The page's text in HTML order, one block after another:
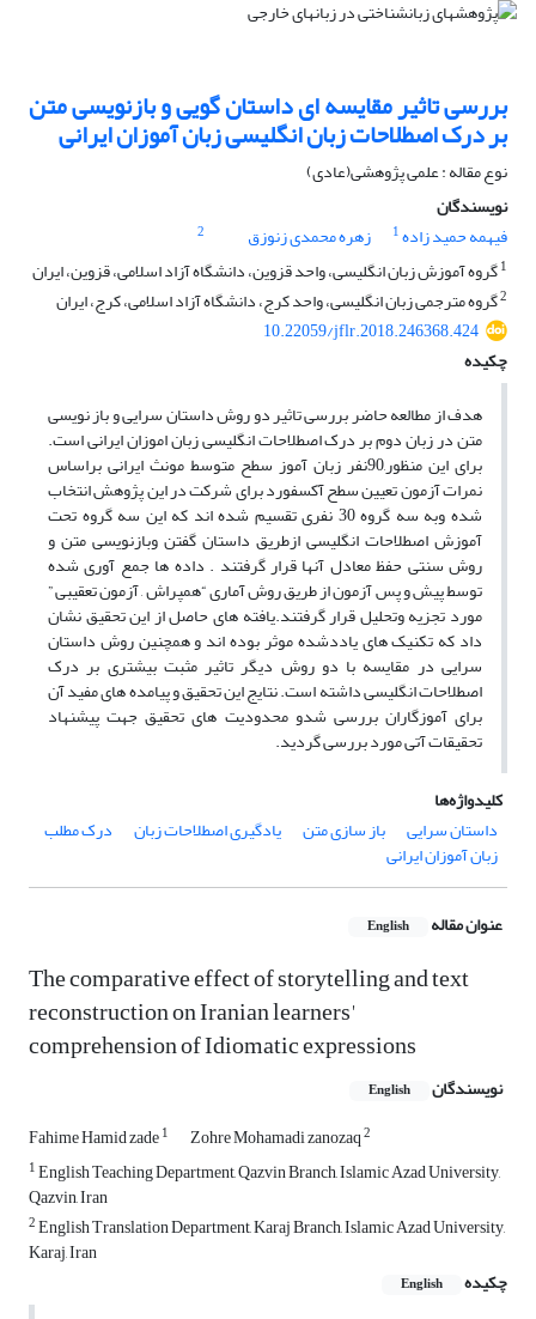
بررسی تاثیر مقایسه ای داستان گویی و بازنویسی متن
بر درک اصطلاحات زبان انگلیسی زبان آموزان ایرانی
نوع مقاله : علمی پژوهشی(عادی)
نویسندگان
فیهمه حمید زاده1 زهره محمدی زنوزق
2
1گروه آموزش زبان انگلیسی، واحد قزوین، دانشگاه آزاد اسلامی، قزوین، ایران
2گروه مترجمی زبان انگلیسی، واحد کرج، دانشگاه آزاد اسلامی، کرج، ایران
10.22059/jflr.2018.246368.424
چکیده
هدف از مطالعه حاضر بررسی تاثیر دو روش داستان سرایی و باز نویسی
متن در زبان دوم بر درک اصطلاحات انگلیسی زبان اموزان ایرانی است.
برای این منظور,90نفر زبان آموز سطح متوسط مونث ایرانی براساس
نمرات آزمون تعیین سطح آکسفورد برای شرکت در این پژوهش انتخاب
شده وبه سه گروه 30 نفری تقسیم شده اند که این سه گروه تحت
آموزش اصطلاحات انگلیسی ازطریق داستان گفتن وبازنویسی متن و
روش سنتی حفظ معادل آنها قرار گرفتند . داده ها جمع آوری شده
توسط پیش و پس آزمون از طریق روش آماری “همپراش , آزمون تعقیبی ”
مورد تجزیه وتحلیل قرار گرفتند.یافته های حاصل از این تحقیق نشان
داد که تکنیک های یاددشده موثر بوده اند و همچنین روش داستان
سرایی در مقایسه با دو روش دیگر تاثیر مثبت بیشتری بر درک
اصطلاحات انگلیسی داشته است. نتایج این تحقیق و پیامده های مفید آن
برای آموزگاران بررسی شدو محدودیت های تحقیق جهت پیشنهاد
تحقیقات آتی مورد بررسی گردید.
کلیدواژه‌ها
داستان سرایی
باز سازی متن یادگیری اصطلاحات زبان درک مطلب
زبان آموزان ایرانی
عنوان مقاله English
The comparative effect of storytelling and text
reconstruction on Iranian learners'
comprehension of Idiomatic expressions
نویسندگان English
Fahime Hamid zade1 Zohre Mohamadi zanozaq2
1English Teaching Department, Qazvin Branch, Islamic Azad University,
Qazvin, Iran
2English Translation Department, Karaj Branch, Islamic Azad University,
Karaj, Iran
چکیده
English